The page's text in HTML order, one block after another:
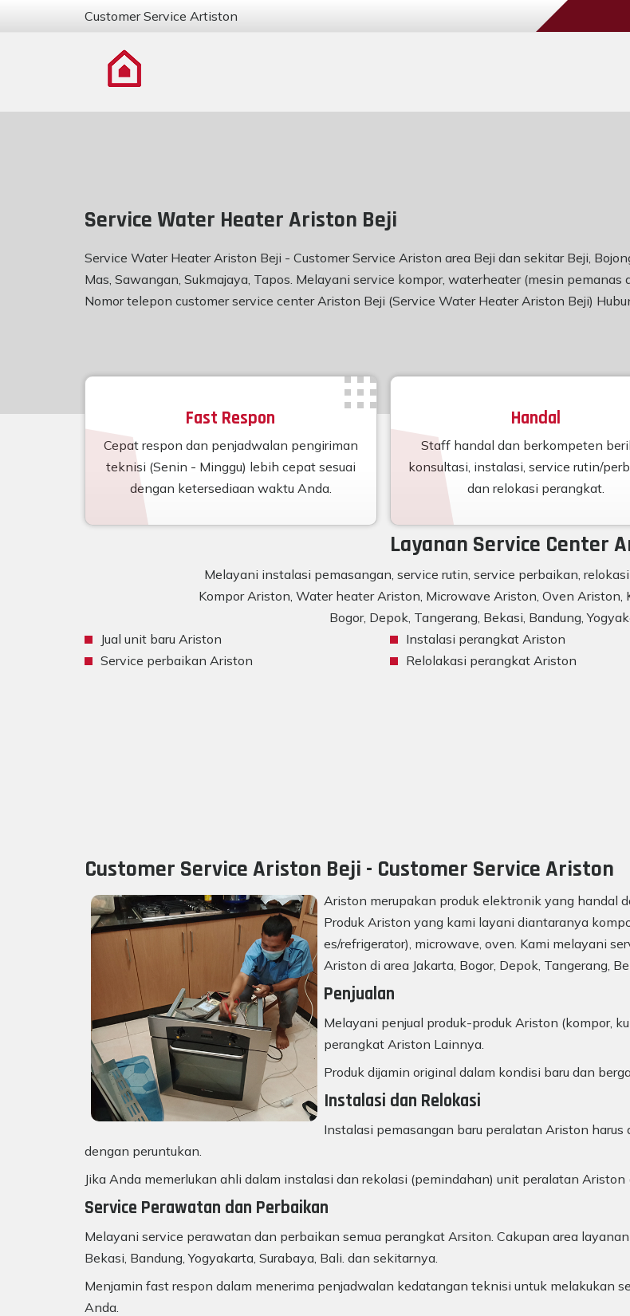
Customer Service Artiston
Service Water Heater Ariston Beji
Service Water Heater Ariston Beji - Customer Service Ariston area Beji dan sekitar Beji,
Mas, Sawangan, Sukmajaya, Tapos. Melayani service kompor, waterheater (mesin
Nomor telepon customer service center Ariston Beji (Service Water Heater Ariston Beji)
Fast Respon
Cepat respon dan penjadwalan pengiriman
teknisi (Senin - Minggu) lebih cepat sesuai
dengan ketersediaan waktu Anda.
Handal
Staff handal dan berkompeten
konsultasi, instalasi, service rutin/
dan relokasi perangkat.
Layanan Service Center
Melayani instalasi pemasangan, service rutin, service perbaikan,
Kompor Ariston, Water heater Ariston, Microwave Ariston, Oven Ariston,
Bogor, Depok, Tangerang, Bekasi, Bandung,
Jual unit baru Ariston
Instalasi perangkat Ariston
Service perbaikan Ariston
Relolakasi perangkat Ariston
Customer Service Ariston Beji - Customer Service Ariston
Ariston merupakan produk elektronik yang handal
Produk Ariston yang kami layani diantaranya
es/refrigerator), microwave, oven. Kami melayani
Ariston di area Jakarta, Bogor, Depok, Tangerang,
Penjualan
Melayani penjual produk-produk Ariston (kompor,
perangkat Ariston Lainnya.
Produk dijamin original dalam kondisi baru dan
Instalasi dan Relokasi
Instalasi pemasangan baru peralatan Ariston
dengan peruntukan.
Jika Anda memerlukan ahli dalam instalasi dan rekolasi (pemindahan) unit peralatan
Service Perawatan dan Perbaikan
Melayani service perawatan dan perbaikan semua perangkat Arsiton. Cakupan area
Bekasi, Bandung, Yogyakarta, Surabaya, Bali. dan sekitarnya.
Menjamin fast respon dalam menerima penjadwalan kedatangan teknisi untuk melakukan
Anda.